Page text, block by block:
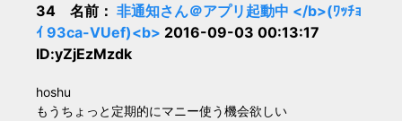
34 名前： 非通知さん＠アプリ起動中 </b>(ﾜｯﾁｮ
ｲ 93ca-VUef)<b> 2016-09-03 00:13:17
ID:yZjEzMzdk
hoshu
もうちょっと定期的にマニー使う機会欲しい